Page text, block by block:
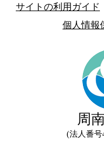
サイトの利用ガイド
個人情報
周
法人番号